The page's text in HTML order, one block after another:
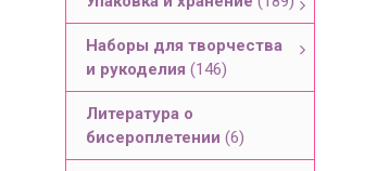
Наборы для творчества
и рукоделия (146)
Литература о
бисероплетении (6)